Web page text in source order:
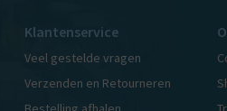
Klantenservice
Veel gestelde vragen
Verzenden en Retourneren